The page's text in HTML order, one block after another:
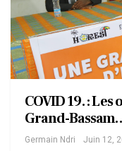
COVID 19. :
Grand-
Germain Ndri Juin 12,